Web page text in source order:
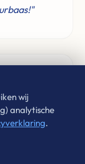
hart!"
wij
analytische
.